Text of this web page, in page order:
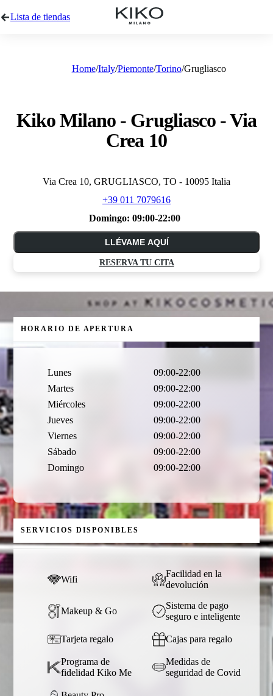
Lista de tiendas
Home Italy Piemonte Torino Grugliasco
Kiko Milano - Grugliasco - Via
Crea 10
Via Crea 10, GRUGLIASCO, TO - 10095 Italia
+39 011 7079616
Domingo:09:00-22:00
LLÉVAME AQUÍ
RESERVA TU CITA
HORARIO DE APERTURA
Lunes
09:00-22:00
Martes
09:00-22:00
Miércoles
09:00-22:00
Jueves
09:00-22:00
Viernes
09:00-22:00
Sábado
09:00-22:00
Domingo
09:00-22:00
SERVICIOS DISPONIBLES
Wifi
Facilidad en la
devolución
Makeup & Go
Sistema de pago
seguro e inteligente
Tarjeta regalo Cajas para regalo
Programa de
fidelidad Kiko Me
Medidas de
seguridad de Covid